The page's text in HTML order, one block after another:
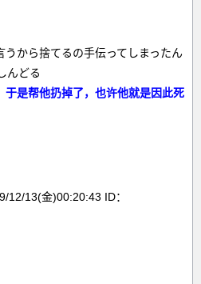
うから捨てるの手伝ってしまったん
んどる
于是帮他扔掉了，也许他就是因此死
12/13(金)00:20:43 ID：